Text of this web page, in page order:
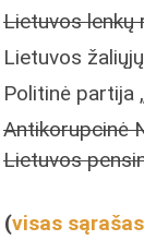
Lietuvos lenkų
Lietuvos
Politinė partija
Antikorupcinė
Lietuvos
(visas sąrašas